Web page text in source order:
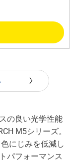
の良い光学性能
M5シリーズ。
にじみを低減し
パフォーマンス